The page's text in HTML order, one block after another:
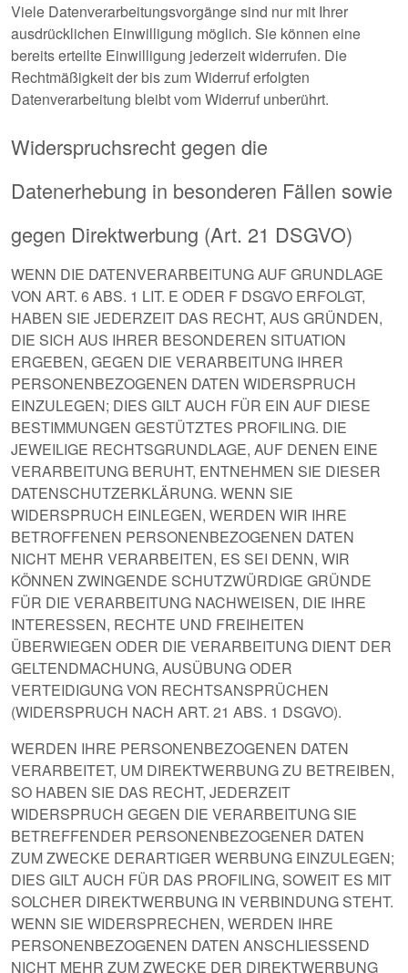
Viele Datenverarbeitungsvorgänge sind nur mit Ihrer
ausdrücklichen Einwilligung möglich. Sie können eine
bereits erteilte Einwilligung jederzeit widerrufen. Die
Rechtmäßigkeit der bis zum Widerruf erfolgten
Datenverarbeitung bleibt vom Widerruf unberührt.
Widerspruchsrecht gegen die
Datenerhebung in besonderen Fällen sowie
gegen Direktwerbung (Art. 21 DSGVO)
WENN DIE DATENVERARBEITUNG AUF GRUNDLAGE
VON ART. 6 ABS. 1 LIT. E ODER F DSGVO ERFOLGT,
HABEN SIE JEDERZEIT DAS RECHT, AUS GRÜNDEN,
DIE SICH AUS IHRER BESONDEREN SITUATION
ERGEBEN, GEGEN DIE VERARBEITUNG IHRER
PERSONENBEZOGENEN DATEN WIDERSPRUCH
EINZULEGEN; DIES GILT AUCH FÜR EIN AUF DIESE
BESTIMMUNGEN GESTÜTZTES PROFILING. DIE
JEWEILIGE RECHTSGRUNDLAGE, AUF DENEN EINE
VERARBEITUNG BERUHT, ENTNEHMEN SIE DIESER
DATENSCHUTZERKLÄRUNG. WENN SIE
WIDERSPRUCH EINLEGEN, WERDEN WIR IHRE
BETROFFENEN PERSONENBEZOGENEN DATEN
NICHT MEHR VERARBEITEN, ES SEI DENN, WIR
KÖNNEN ZWINGENDE SCHUTZWÜRDIGE GRÜNDE
FÜR DIE VERARBEITUNG NACHWEISEN, DIE IHRE
INTERESSEN, RECHTE UND FREIHEITEN
ÜBERWIEGEN ODER DIE VERARBEITUNG DIENT DER
GELTENDMACHUNG, AUSÜBUNG ODER
VERTEIDIGUNG VON RECHTSANSPRÜCHEN
(WIDERSPRUCH NACH ART. 21 ABS. 1 DSGVO).
WERDEN IHRE PERSONENBEZOGENEN DATEN
VERARBEITET, UM DIREKTWERBUNG ZU BETREIBEN,
SO HABEN SIE DAS RECHT, JEDERZEIT
WIDERSPRUCH GEGEN DIE VERARBEITUNG SIE
BETREFFENDER PERSONENBEZOGENER DATEN
ZUM ZWECKE DERARTIGER WERBUNG EINZULEGEN;
DIES GILT AUCH FÜR DAS PROFILING, SOWEIT ES MIT
SOLCHER DIREKTWERBUNG IN VERBINDUNG STEHT.
WENN SIE WIDERSPRECHEN, WERDEN IHRE
PERSONENBEZOGENEN DATEN ANSCHLIESSEND
NICHT MEHR ZUM ZWECKE DER DIREKTWERBUNG